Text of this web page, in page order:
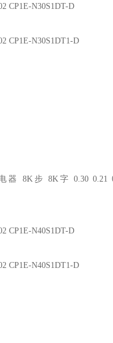
CP1E-N30S1DT-D
CP1E-N30S1DT1-D
器 8K步 8K字 0.30 0.21
CP1E-N40S1DT-D
CP1E-N40S1DT1-D